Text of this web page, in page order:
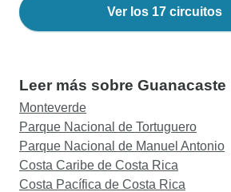
Ver los 17 circuitos
Leer más sobre Guanacaste
Monteverde
Parque Nacional de Tortuguero
Parque Nacional de Manuel Antonio
Costa Caribe de Costa Rica
Costa Pacífica de Costa Rica